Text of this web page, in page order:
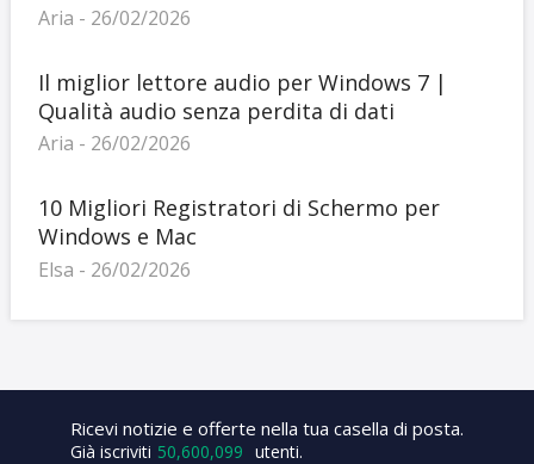
Aria - 26/02/2026
Il miglior lettore audio per Windows 7 |
Qualità audio senza perdita di dati
Aria - 26/02/2026
10 Migliori Registratori di Schermo per
Windows e Mac
Elsa - 26/02/2026
Ricevi notizie e offerte nella tua casella di posta.
Già iscriviti 50,600,099 utenti.
+1